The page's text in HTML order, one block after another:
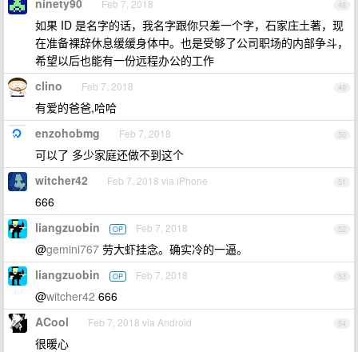
48
ninety90 Feb 7, 2018
如果 ID 是名字的话，我名字跟你只差一个字，石家庄土著，现
在准备裸辞休息缓缓身体中。也是受够了公司职场的内部争斗，
希望以后也能有一份远程办公的工作
49
clino Feb 7, 2018
有爱的爸爸,哈哈
50
enzohobmg Feb 7, 2018
可以了 多少家庭还做不到这个
51
witcher42 Feb 7, 2018 via iPhone
666
52
liangzuobin OP Feb 7, 2018
@gemini767 劳大虾挂念。确实冷的一逼。
53
liangzuobin OP Feb 7, 2018
@witcher42 666
54
ACool Feb 7, 2018 via Android
很暖心